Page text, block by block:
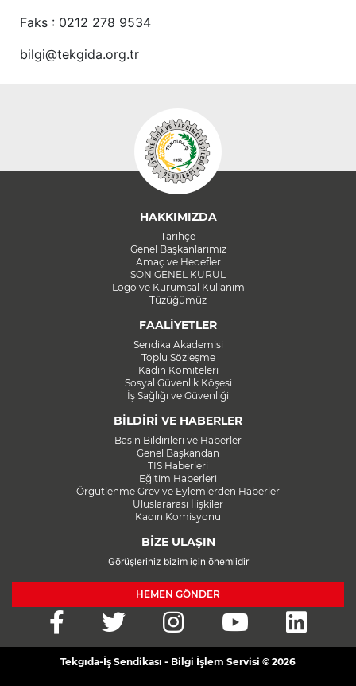
Faks : 0212 278 9534
bilgi@tekgida.org.tr
HAKKIMIZDA
Tarihçe
Genel Başkanlarımız
Amaç ve Hedefler
SON GENEL KURUL
Logo ve Kurumsal Kullanım
Tüzüğümüz
FAALİYETLER
Sendika Akademisi
Toplu Sözleşme
Kadın Komiteleri
Sosyal Güvenlik Köşesi
İş Sağlığı ve Güvenliği
BİLDİRİ VE HABERLER
Basın Bildirileri ve Haberler
Genel Başkandan
TİS Haberleri
Eğitim Haberleri
Örgütlenme Grev ve Eylemlerden Haberler
Uluslararası İlişkiler
Kadın Komisyonu
BİZE ULAŞIN
Görüşleriniz bizim için önemlidir
HEMEN GÖNDER
Tekgıda-İş Sendikası - Bilgi İşlem Servisi © 2026